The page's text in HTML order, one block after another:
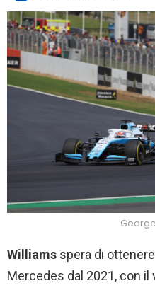
Williams spera di
Mercedes dal 2021, con il